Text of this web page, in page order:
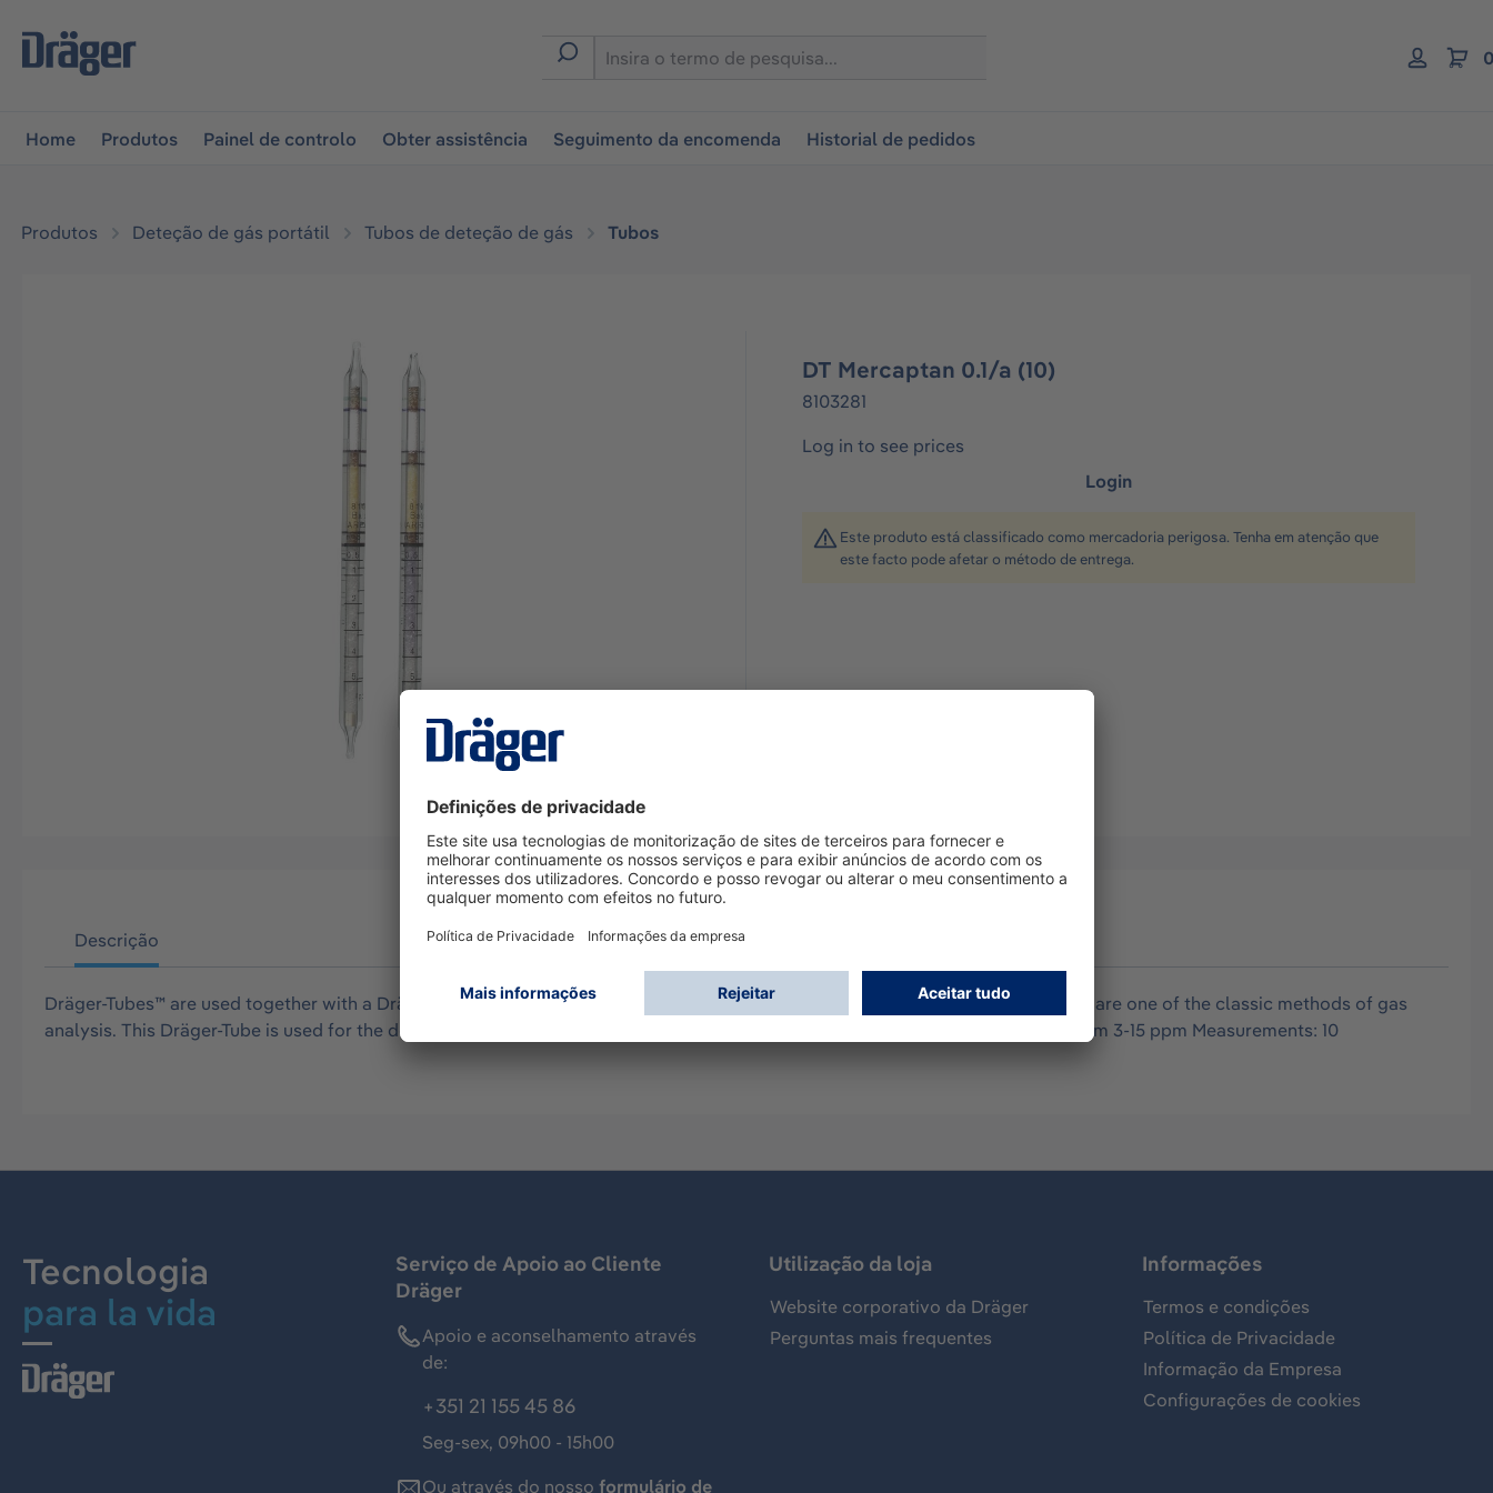
a navegação principal
Home Produtos Painel de controlo Obter assistência Seguimento da encomenda Historial de pedidos
Produtos Deteção de gás portátil Tubos de deteção de gás Tubos
DT Mercaptan 0.1/a (10)
8103281
Log in to see prices
Login
Este produto está classificado como mercadoria perigosa. Tenha em atenção que
este facto pode afetar o método de entrega.
Descrição
Dräger-Tubes™ are used together with a Dräger tube pump for measurements of gases, vapors and aerosols, usually in air, and are one of the classic methods of gas
analysis. This Dräger-Tube is used for the detection of mercaptane and has the following standard measuring ranges: 0.1-25 ppm 3-15 ppm Measurements: 10
Tecnologia
para la vida
Serviço de Apoio ao Cliente
Dräger
Apoio e aconselhamento através
de:
+351 21 155 45 86
Seg-sex, 09h00 - 15h00
Ou através do nosso formulário de
Utilização da loja
Website corporativo da Dräger
Perguntas mais frequentes
Informações
Termos e condições
Política de Privacidade
Informação da Empresa
Configurações de cookies